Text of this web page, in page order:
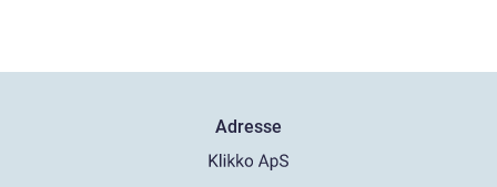
Adresse